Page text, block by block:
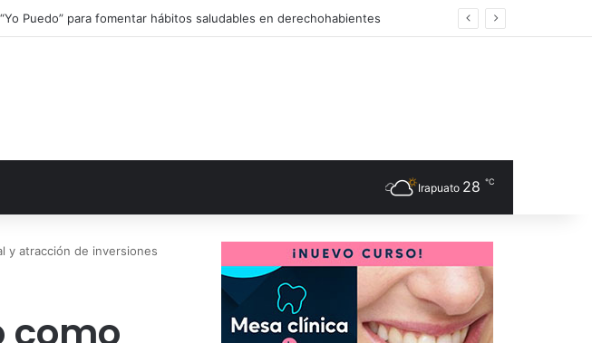
Puedo” para fomentar hábitos saludables en derechohabientes
Irapuato 28 ℃
y atracción de inversiones
como